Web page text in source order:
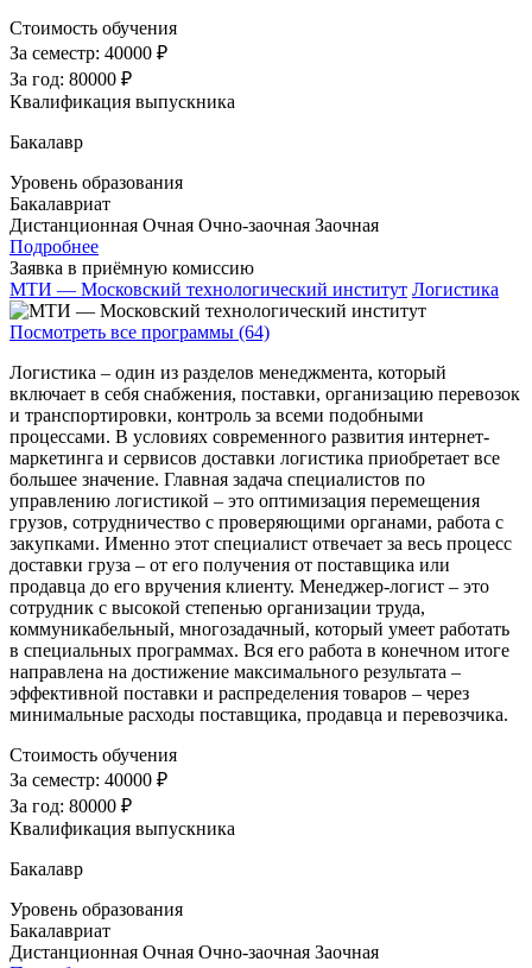
Стоимость обучения
За семестр: 40000 ₽
За год: 80000 ₽
Квалификация выпускника
Бакалавр
Уровень образования
Бакалавриат
Дистанционная Очная Очно-заочная Заочная
Подробнее
Заявка в приёмную комиссию
МТИ — Московский технологический институт Логистика
Посмотреть все программы (64)
Логистика – один из разделов менеджмента, который
включает в себя снабжения, поставки, организацию перевозок
и транспортировки, контроль за всеми подобными
процессами. В условиях современного развития интернет-
маркетинга и сервисов доставки логистика приобретает все
большее значение. Главная задача специалистов по
управлению логистикой – это оптимизация перемещения
грузов, сотрудничество с проверяющими органами, работа с
закупками. Именно этот специалист отвечает за весь процесс
доставки груза – от его получения от поставщика или
продавца до его вручения клиенту. Менеджер-логист – это
сотрудник с высокой степенью организации труда,
коммуникабельный, многозадачный, который умеет работать
в специальных программах. Вся его работа в конечном итоге
направлена на достижение максимального результата –
эффективной поставки и распределения товаров – через
минимальные расходы поставщика, продавца и перевозчика.
Стоимость обучения
За семестр: 40000 ₽
За год: 80000 ₽
Квалификация выпускника
Бакалавр
Уровень образования
Бакалавриат
Дистанционная Очная Очно-заочная Заочная